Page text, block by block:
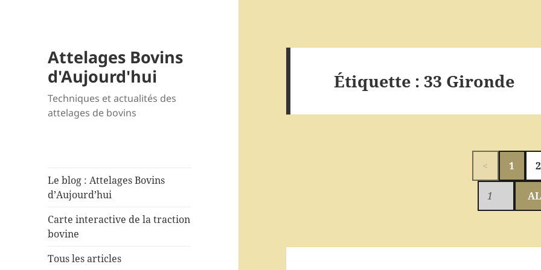
Attelages Bovins
d'Aujourd'hui
Techniques et actualités des
attelages de bovins
Le blog : Attelages Bovins
d’Aujourd’hui
Carte interactive de la traction
bovine
Tous les articles
Étiquette :33 Gironde
< 1 2